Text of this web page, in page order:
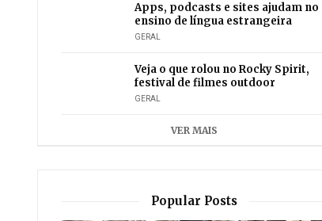
Apps, podcasts e sites ajudam no
ensino de língua estrangeira
GERAL
Veja o que rolou no Rocky Spirit,
festival de filmes outdoor
GERAL
VER MAIS
Popular Posts